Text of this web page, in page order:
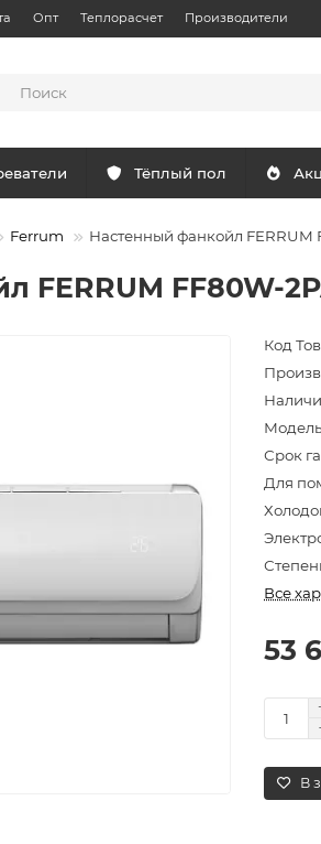
Опт Теплорасчет Производители
Тёплый пол
Ferrum Настенный фанкойл FERRUM
FERRUM FF80W-
Код
Модель
Срок
Для
Все
53
В